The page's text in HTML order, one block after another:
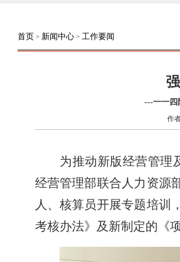
首页 > 新闻中心> 工作要闻
---一一四
作
为推动新版经营管理
经营管理部联合人力资源
人、核算员开展专题培训
考核办法》及新制定的《